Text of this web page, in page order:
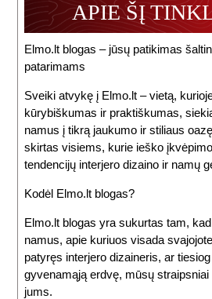
APIE ŠĮ
Elmo.lt blogas – jūsų patikimas
patarimams
Sveiki atvykę į Elmo.lt – vietą,
kūrybiškumas ir praktiškumas,
namus į tikrą jaukumo ir stiliaus
skirtas visiems, kurie ieško
tendencijų interjero dizaino ir namų
Kodėl Elmo.lt blogas?
Elmo.lt blogas yra sukurtas tam,
namus, apie kuriuos visada
patyręs interjero dizaineris, ar
gyvenamąją erdvę, mūsų
jums.